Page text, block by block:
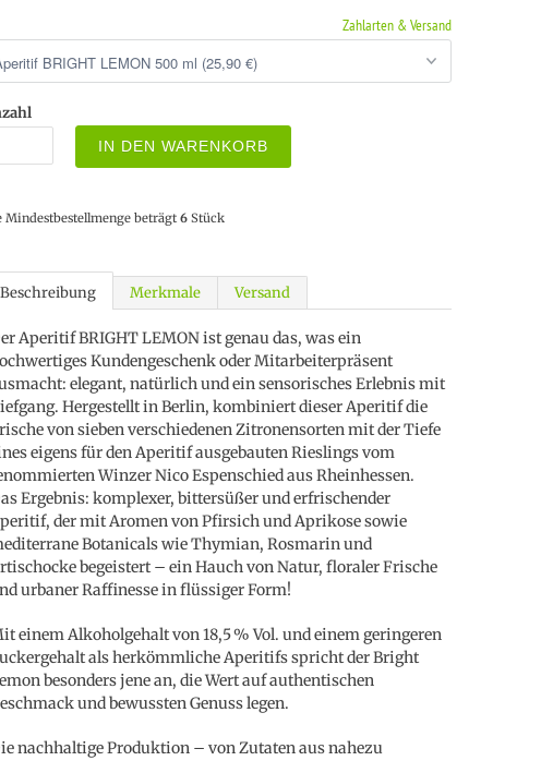
Zahlarten & Versand
IN DEN WARENKORB
Mindestbestellmenge beträgt 6 Stück
Beschreibung Merkmale Versand
Aperitif BRIGHT LEMON ist genau das, was ein
Kundengeschenk oder Mitarbeiterpräsent
elegant, natürlich und ein sensorisches Erlebnis mit
Hergestellt in Berlin, kombiniert dieser Aperitif die
von sieben verschiedenen Zitronensorten mit der Tiefe
eigens für den Aperitif ausgebauten Rieslings vom
Winzer Nico Espenschied aus Rheinhessen.
Ergebnis: komplexer, bittersüßer und erfrischender
der mit Aromen von Pfirsich und Aprikose sowie
Botanicals wie Thymian, Rosmarin und
begeistert – ein Hauch von Natur, floraler Frische
urbaner Raffinesse in flüssiger Form!
einem Alkoholgehalt von 18,5 % Vol. und einem geringeren
als herkömmliche Aperitifs spricht der Bright
besonders jene an, die Wert auf authentischen
und bewussten Genuss legen.
nachhaltige Produktion – von Zutaten aus nahezu